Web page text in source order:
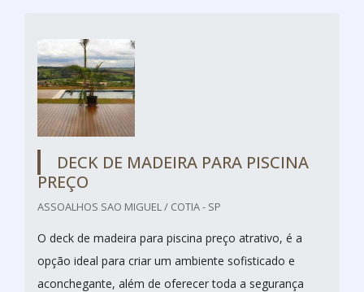
DECK DE MADEIRA PARA PISCINA
PREÇO
ASSOALHOS SAO MIGUEL / COTIA - SP
O deck de madeira para piscina preço atrativo, é a
opção ideal para criar um ambiente sofisticado e
aconchegante, além de oferecer toda a segurança